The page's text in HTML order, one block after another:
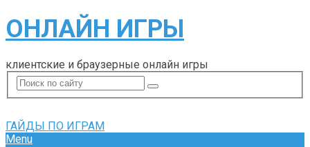
ОНЛАЙН ИГРЫ
клиентские и браузерные онлайн игры
ГАЙДЫ ПО ИГРАМ
Menu